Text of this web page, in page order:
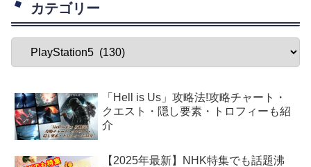
カテゴリー
「Hell is Us」攻略法!攻略チャート・
クエスト・隠し要素・トロフィーも紹
介
【2025年最新】NHK特集でも話題沸